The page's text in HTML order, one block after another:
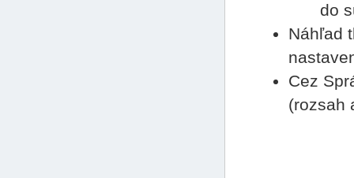
do
Náhľad
Cez
(rozsah